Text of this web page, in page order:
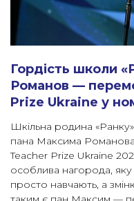
Гордість школи
Романов —
Prize Ukraine у
Шкільна родина
пана Максима
Teacher Prize Ukraine
особлива нагорода,
просто навчають, а